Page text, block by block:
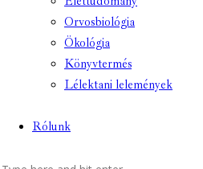
Orvosbiológia
Ökológia
Könyvtermés
Lélektani lelemények
Rólunk